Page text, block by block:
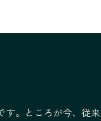
す。ところが今、従来